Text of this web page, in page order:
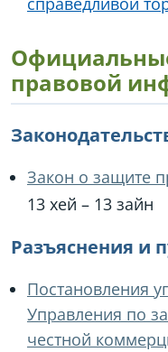
правовой
Закон о защите
13 хей – 13 зайн
Разъяснения и
Постановления
Управления по
честной